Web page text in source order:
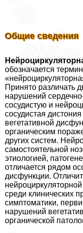
Общие сведения
обозначается
Принято различать
нарушений
сосудистую и
сосудистая
вегетативной
органическим
других систем.
самостоятельной
этиологией,
отличается рядом
дисфункции.
среди клинических
симптоматики,
нарушений
органической